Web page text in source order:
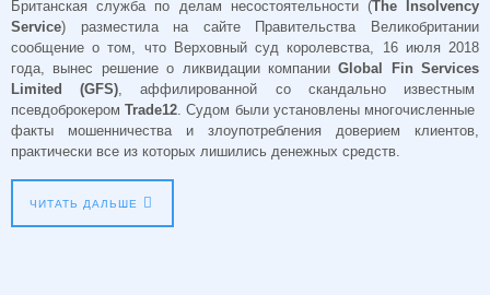
Британская служба по делам несостоятельности (The Insolvency
Service) разместила на сайте Правительства Великобритании
сообщение о том, что Верховный суд королевства, 16 июля 2018
года, вынес решение о ликвидации компанииGlobal Fin Services
Limited (GFS), аффилированной со скандально известным
псевдоброкеромTrade12. Судом были установлены многочисленные
факты мошенничества и злоупотребления доверием клиентов,
практически все из которых лишились денежных средств.
ЧИТАТЬ ДАЛЬШЕ